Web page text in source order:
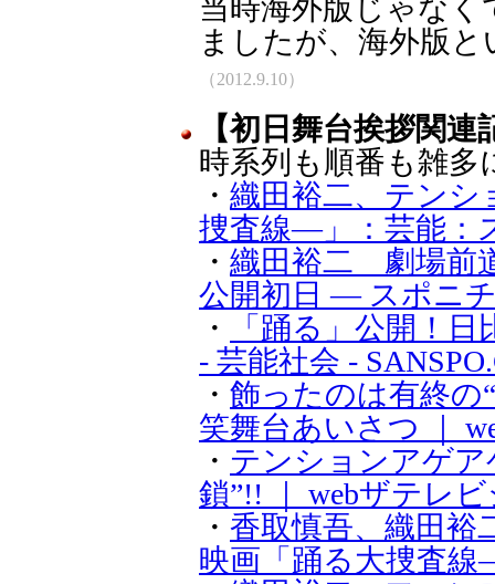
当時海外版じゃな
ましたが、海外版
（2012.9.10）
【初日舞台挨拶関連
時系列も順番も雑
・ 織田裕二、テン
捜査線―」：芸能：
・ 織田裕二 劇場前
公開初日 ― スポニ
・
「踊る」公開！
- 芸能社会 -
・ 飾ったのは有終の
笑舞台あいさつ ｜
・ テンションアゲア
鎖”!! ｜ webザテレ
・ 香取慎吾、織田
映画「踊る大捜査